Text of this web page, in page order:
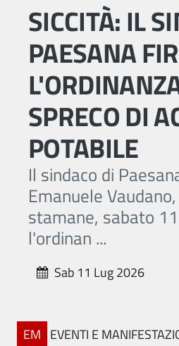
SICCITÀ: IL
PAESANA
SPRECO DI
POTABILE
Il sindaco di
Emanuele
stamane, sabato
l'ordinan ...
Sab 11 Lug 2026
EM EVENTI E